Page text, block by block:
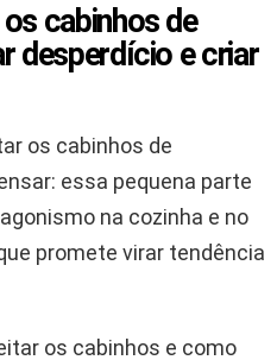
cabinhos de
desperdício e criar
os cabinhos de
essa pequena parte
na cozinha e no
promete virar tendência
os cabinhos e como